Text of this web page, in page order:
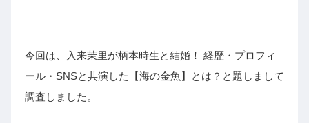
今回は、入来茉里が柄本時生と結婚！ 経歴・プロフィ
ール・SNSと共演した【海の金魚】とは？と題しまして
調査しました。